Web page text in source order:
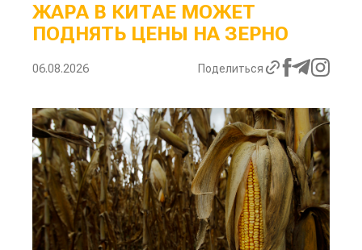
ЖАРА В КИТАЕ МОЖЕТ
ПОДНЯТЬ ЦЕНЫ НА ЗЕРНО
06.08.2026 Поделиться